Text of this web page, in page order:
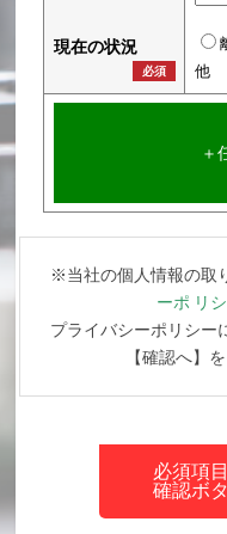
現在の状況
必須
他
＋
※当社の個人情報の取
ーポ リ
プライバシーポリシー
【確認へ】
必須項
確認ボ